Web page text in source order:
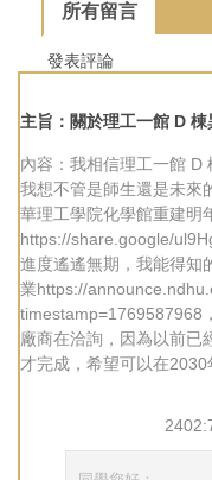
所有留言
發表評論
主旨：關於理工一館 D
內容：我相信理工一館 D
我想不管是師生還是未來
華理工學院化學館重建明
https://share.google/
進度遙遙無期，我能得知
業https://
timestamp=1769587968
廠商在洽詢，因為以前已
才完成，希望可以在